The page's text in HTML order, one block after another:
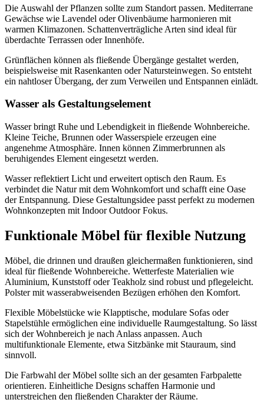
Die Auswahl der Pflanzen sollte zum Standort passen. Mediterrane
Gewächse wie Lavendel oder Olivenbäume harmonieren mit
warmen Klimazonen. Schattenverträgliche Arten sind ideal für
überdachte Terrassen oder Innenhöfe.
Grünflächen können als fließende Übergänge gestaltet werden,
beispielsweise mit Rasenkanten oder Natursteinwegen. So entsteht
ein nahtloser Übergang, der zum Verweilen und Entspannen einlädt.
Wasser als Gestaltungselement
Wasser bringt Ruhe und Lebendigkeit in fließende Wohnbereiche.
Kleine Teiche, Brunnen oder Wasserspiele erzeugen eine
angenehme Atmosphäre. Innen können Zimmerbrunnen als
beruhigendes Element eingesetzt werden.
Wasser reflektiert Licht und erweitert optisch den Raum. Es
verbindet die Natur mit dem Wohnkomfort und schafft eine Oase
der Entspannung. Diese Gestaltungsidee passt perfekt zu modernen
Wohnkonzepten mit Indoor Outdoor Fokus.
Funktionale Möbel für flexible Nutzung
Möbel, die drinnen und draußen gleichermaßen funktionieren, sind
ideal für fließende Wohnbereiche. Wetterfeste Materialien wie
Aluminium, Kunststoff oder Teakholz sind robust und pflegeleicht.
Polster mit wasserabweisenden Bezügen erhöhen den Komfort.
Flexible Möbelstücke wie Klapptische, modulare Sofas oder
Stapelstühle ermöglichen eine individuelle Raumgestaltung. So lässt
sich der Wohnbereich je nach Anlass anpassen. Auch
multifunktionale Elemente, etwa Sitzbänke mit Stauraum, sind
sinnvoll.
Die Farbwahl der Möbel sollte sich an der gesamten Farbpalette
orientieren. Einheitliche Designs schaffen Harmonie und
unterstreichen den fließenden Charakter der Räume.